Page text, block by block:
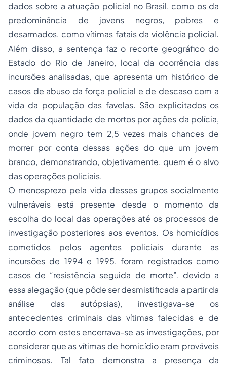
dados sobre a atuação policial no Brasil, como os da
predominância de jovens negros, pobres e
desarmados, como vítimas fatais da violência policial.
Além disso, a sentença faz o recorte geográfico do
Estado do Rio de Janeiro, local da ocorrência das
incursões analisadas, que apresenta um histórico de
casos de abuso da força policial e de descaso com a
vida da população das favelas. São explicitados os
dados da quantidade de mortos por ações da polícia,
onde jovem negro tem 2,5 vezes mais chances de
morrer por conta dessas ações do que um jovem
branco, demonstrando, objetivamente, quem é o alvo
das operações policiais.
O menosprezo pela vida desses grupos socialmente
vulneráveis está presente desde o momento da
escolha do local das operações até os processos de
investigação posteriores aos eventos. Os homicídios
cometidos pelos agentes policiais durante as
incursões de 1994 e 1995, foram registrados como
casos de “resistência seguida de morte”, devido a
essa alegação (que pôde ser desmistificada a partir da
análise das autópsias), investigava-se os
antecedentes criminais das vítimas falecidas e de
acordo com estes encerrava-se as investigações, por
considerar que as vítimas de homicídio eram prováveis
criminosos. Tal fato demonstra a presença da